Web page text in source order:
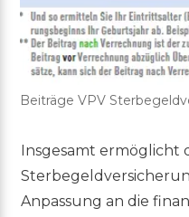
Beiträge VPV
Insgesamt
Anpassung an die